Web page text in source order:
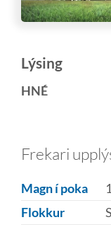
Lýsing
HNÉ
Frekari
Magn í poka
Flokkur